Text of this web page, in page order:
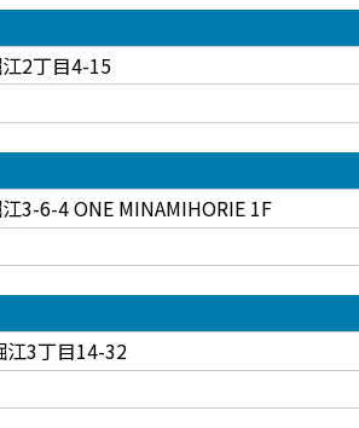
2丁目4-15
3-6-4 ONE MINAMIHORIE 1F
江3丁目14-32